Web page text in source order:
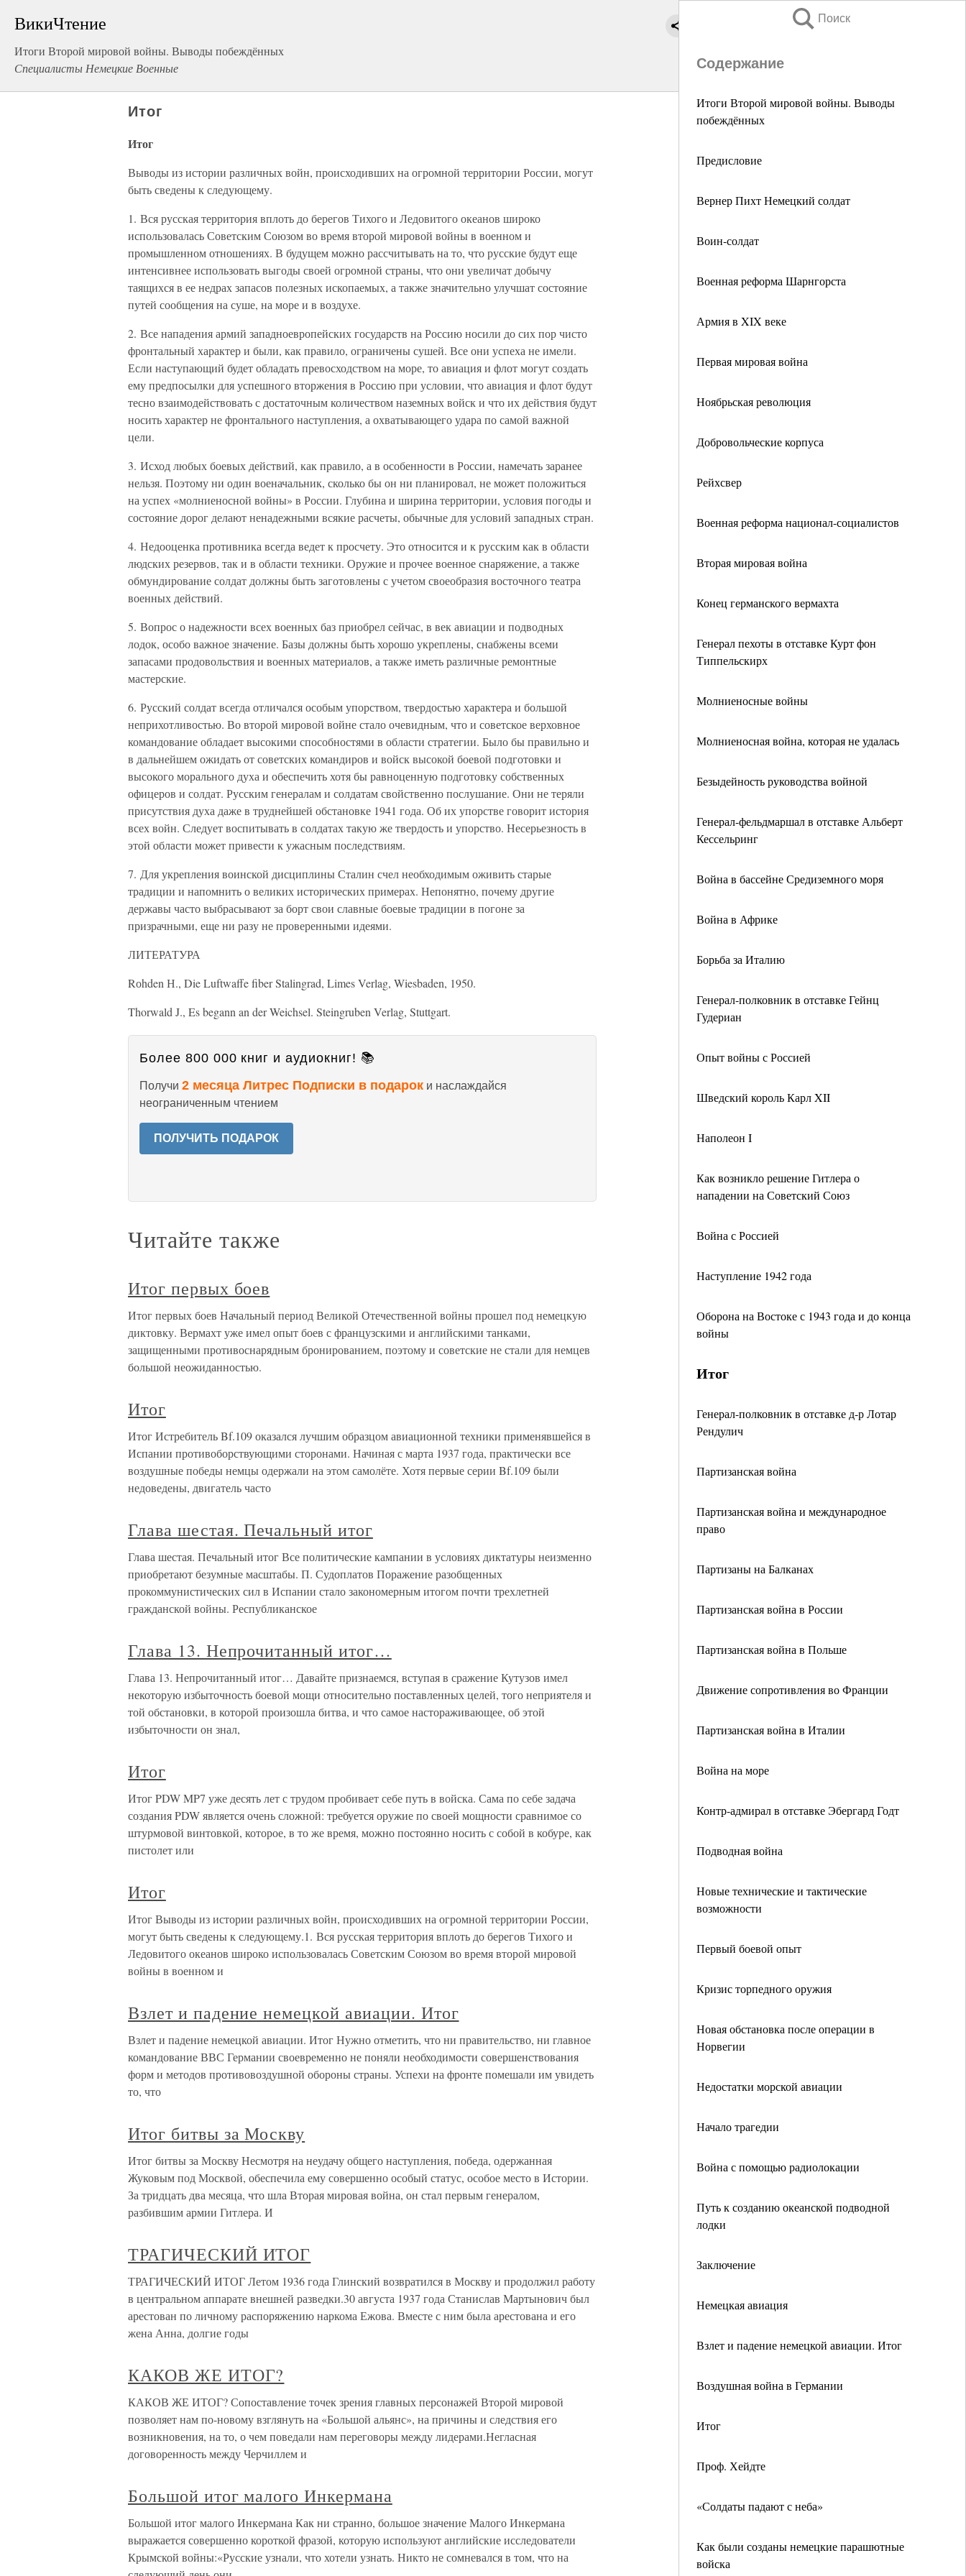
ВикиЧтение
Итоги Второй мировой войны. Выводы побеждённых
Специалисты Немецкие Военные
Поиск
Содержание
Итоги Второй мировой войны. Выводы
побеждённых
Предисловие
Вернер Пихт Немецкий солдат
Воин-солдат
Военная реформа Шарнгорста
Армия в XIX веке
Первая мировая война
Ноябрьская революция
Добровольческие корпуса
Рейхсвер
Военная реформа национал-социалистов
Вторая мировая война
Конец германского вермахта
Генерал пехоты в отставке Курт фон
Типпельскирх
Молниеносные войны
Молниеносная война, которая не удалась
Безыдейность руководства войной
Генерал-фельдмаршал в отставке Альберт
Кессельринг
Война в бассейне Средиземного моря
Война в Африке
Борьба за Италию
Генерал-полковник в отставке Гейнц
Гудериан
Опыт войны с Россией
Шведский король Карл XII
Наполеон I
Как возникло решение Гитлера о
нападении на Советский Союз
Война с Россией
Наступление 1942 года
Оборона на Востоке с 1943 года и до конца
войны
Итог
Генерал-полковник в отставке д-р Лотар
Рендулич
Партизанская война
Партизанская война и международное
право
Партизаны на Балканах
Партизанская война в России
Партизанская война в Польше
Движение сопротивления во Франции
Партизанская война в Италии
Война на море
Контр-адмирал в отставке Эбергард Годт
Подводная война
Новые технические и тактические
возможности
Первый боевой опыт
Кризис торпедного оружия
Новая обстановка после операции в
Норвегии
Недостатки морской авиации
Начало трагедии
Война с помощью радиолокации
Путь к созданию океанской подводной
лодки
Заключение
Немецкая авиация
Взлет и падение немецкой авиации. Итог
Воздушная война в Германии
Итог
Проф. Хейдте
«Солдаты падают с неба»
Как были созданы немецкие парашютные
войска
Итог
Итог
Выводы из истории различных войн, происходивших на огромной территории России, могут
быть сведены к следующему.
1. Вся русская территория вплоть до берегов Тихого и Ледовитого океанов широко
использовалась Советским Союзом во время второй мировой войны в военном и
промышленном отношениях. В будущем можно рассчитывать на то, что русские будут еще
интенсивнее использовать выгоды своей огромной страны, что они увеличат добычу
таящихся в ее недрах запасов полезных ископаемых, а также значительно улучшат состояние
путей сообщения на суше, на море и в воздухе.
2. Все нападения армий западноевропейских государств на Россию носили до сих пор чисто
фронтальный характер и были, как правило, ограничены сушей. Все они успеха не имели.
Если наступающий будет обладать превосходством на море, то авиация и флот могут создать
ему предпосылки для успешного вторжения в Россию при условии, что авиация и флот будут
тесно взаимодействовать с достаточным количеством наземных войск и что их действия будут
носить характер не фронтального наступления, а охватывающего удара по самой важной
цели.
3. Исход любых боевых действий, как правило, а в особенности в России, намечать заранее
нельзя. Поэтому ни один военачальник, сколько бы он ни планировал, не может положиться
на успех «молниеносной войны» в России. Глубина и ширина территории, условия погоды и
состояние дорог делают ненадежными всякие расчеты, обычные для условий западных стран.
4. Недооценка противника всегда ведет к просчету. Это относится и к русским как в области
людских резервов, так и в области техники. Оружие и прочее военное снаряжение, а также
обмундирование солдат должны быть заготовлены с учетом своеобразия восточного театра
военных действий.
5. Вопрос о надежности всех военных баз приобрел сейчас, в век авиации и подводных
лодок, особо важное значение. Базы должны быть хорошо укреплены, снабжены всеми
запасами продовольствия и военных материалов, а также иметь различные ремонтные
мастерские.
6. Русский солдат всегда отличался особым упорством, твердостью характера и большой
неприхотливостью. Во второй мировой войне стало очевидным, что и советское верховное
командование обладает высокими способностями в области стратегии. Было бы правильно и
в дальнейшем ожидать от советских командиров и войск высокой боевой подготовки и
высокого морального духа и обеспечить хотя бы равноценную подготовку собственных
офицеров и солдат. Русским генералам и солдатам свойственно послушание. Они не теряли
присутствия духа даже в труднейшей обстановке 1941 года. Об их упорстве говорит история
всех войн. Следует воспитывать в солдатах такую же твердость и упорство. Несерьезность в
этой области может привести к ужасным последствиям.
7. Для укрепления воинской дисциплины Сталин счел необходимым оживить старые
традиции и напомнить о великих исторических примерах. Непонятно, почему другие
державы часто выбрасывают за борт свои славные боевые традиции в погоне за
призрачными, еще ни разу не проверенными идеями.
ЛИТЕРАТУРА
Rоhden Н., Die Luftwaffe fiber Stalingrad, Limes Verlag, Wiesbaden, 1950.
Thorwald J., Es begann an der Weichsel. Steingruben Verlag, Stuttgart.
Более 800 000 книг и аудиокниг! 📚
Получи 2 месяца Литрес Подписки в подарок и наслаждайся
неограниченным чтением
ПОЛУЧИТЬ ПОДАРОК
Читайте также
Итог первых боев
Итог первых боев Начальный период Великой Отечественной войны прошел под немецкую
диктовку. Вермахт уже имел опыт боев с французскими и английскими танками,
защищенными противоснарядным бронированием, поэтому и советские не стали для немцев
большой неожиданностью.
Итог
Итог Истребитель Bf.109 оказался лучшим образцом авиационной техники применявшейся в
Испании противоборствующими сторонами. Начиная с марта 1937 года, практически все
воздушные победы немцы одержали на этом самолёте. Хотя первые серии Bf.109 были
недоведены, двигатель часто
Глава шестая. Печальный итог
Глава шестая. Печальный итог Все политические кампании в условиях диктатуры неизменно
приобретают безумные масштабы. П. Судоплатов Поражение разобщенных
прокоммунистических сил в Испании стало закономерным итогом почти трехлетней
гражданской войны. Республиканское
Глава 13. Непрочитанный итог…
Глава 13. Непрочитанный итог… Давайте признаемся, вступая в сражение Кутузов имел
некоторую избыточность боевой мощи относительно поставленных целей, того неприятеля и
той обстановки, в которой произошла битва, и что самое настораживающее, об этой
избыточности он знал,
Итог
Итог PDW MP7 уже десять лет с трудом пробивает себе путь в войска. Сама по себе задача
создания PDW является очень сложной: требуется оружие по своей мощности сравнимое со
штурмовой винтовкой, которое, в то же время, можно постоянно носить с собой в кобуре, как
пистолет или
Итог
Итог Выводы из истории различных войн, происходивших на огромной территории России,
могут быть сведены к следующему.1. Вся русская территория вплоть до берегов Тихого и
Ледовитого океанов широко использовалась Советским Союзом во время второй мировой
войны в военном и
Взлет и падение немецкой авиации. Итог
Взлет и падение немецкой авиации. Итог Нужно отметить, что ни правительство, ни главное
командование ВВС Германии своевременно не поняли необходимости совершенствования
форм и методов противовоздушной обороны страны. Успехи на фронте помешали им увидеть
то, что
Итог битвы за Москву
Итог битвы за Москву Несмотря на неудачу общего наступления, победа, одержанная
Жуковым под Москвой, обеспечила ему совершенно особый статус, особое место в Истории.
За тридцать два месяца, что шла Вторая мировая война, он стал первым генералом,
разбившим армии Гитлера. И
ТРАГИЧЕСКИЙ ИТОГ
ТРАГИЧЕСКИЙ ИТОГ Летом 1936 года Глинский возвратился в Москву и продолжил работу
в центральном аппарате внешней разведки.30 августа 1937 года Станислав Мартынович был
арестован по личному распоряжению наркома Ежова. Вместе с ним была арестована и его
жена Анна, долгие годы
КАКОВ ЖЕ ИТОГ?
КАКОВ ЖЕ ИТОГ? Сопоставление точек зрения главных персонажей Второй мировой
позволяет нам по-новому взглянуть на «Большой альянс», на причины и следствия его
возникновения, на то, о чем поведали нам переговоры между лидерами.Негласная
договоренность между Черчиллем и
Большой итог малого Инкермана
Большой итог малого Инкермана Как ни странно, большое значение Малого Инкермана
выражается совершенно короткой фразой, которую используют английские исследователи
Крымской войны:«Русские узнали, что хотели узнать. Никто не сомневался в том, что на